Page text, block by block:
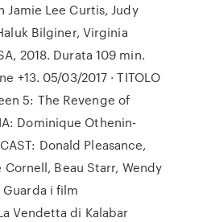
Lee Curtis, Judy
Bilginer, Virginia
2018. Durata 109 min.
+13. 05/03/2017 · TITOLO
5: The Revenge of
Dominique Othenin-
Donald Pleasance,
Cornell, Beau Starr, Wendy
Guarda i film
Vendetta di Kalabar